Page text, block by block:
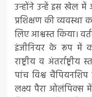
उन्होंने उन्हें इस खेल
प्रशिक्षण की
लिए आश्वस्त किया।
इंजीनियर के रूप में
राष्ट्रीय व
पांच विश्व
लक्ष्य पैरा ओलंपिक्स